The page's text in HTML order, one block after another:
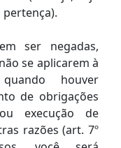
ser negadas,
se aplicarem à
houver
de obrigações
execução de
razões (art. 7º